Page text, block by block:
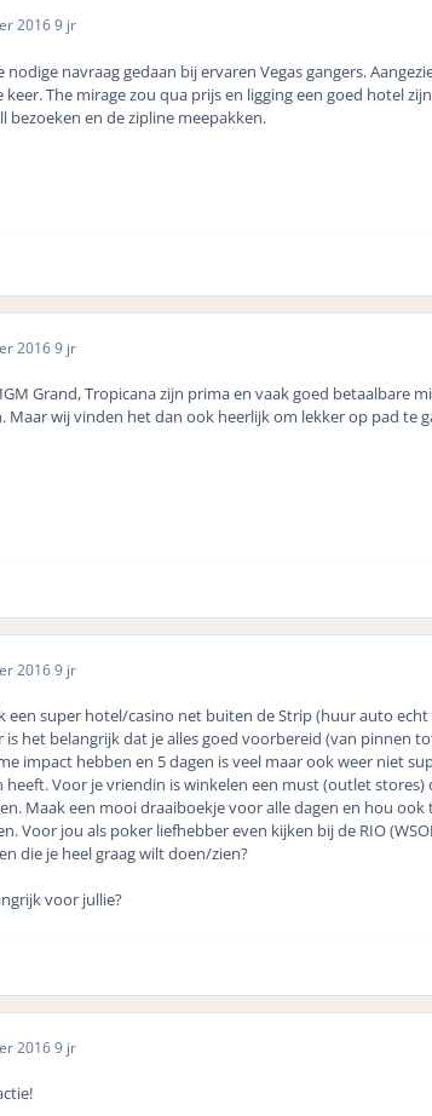
20169 jr
nodige navraag gedaan bij ervaren Vegas gangers.
The mirage zou qua prijs en ligging een goed hotel
bezoeken en de zipline meepakken.
20169 jr
Grand, Tropicana zijn prima en vaak goed
Maar wij vinden het dan ook heerlijk om lekker op pad te
20169 jr
een super hotel/casino net buiten de Strip (huur auto echt
is het belangrijk dat je alles goed voorbereid (van pinnen
impact hebben en 5 dagen is veel maar ook weer niet
heeft. Voor je vriendin is winkelen een must (outlet
Maak een mooi draaiboekje voor alle dagen en hou
Voor jou als poker liefhebber even kijken bij de RIO
die je heel graag wilt doen/zien?
voor jullie?
20169 jr